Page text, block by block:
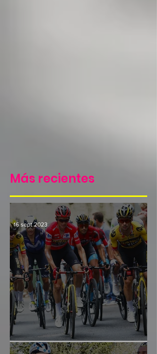
Más recientes
Culminación y consenso
16 sept 2023